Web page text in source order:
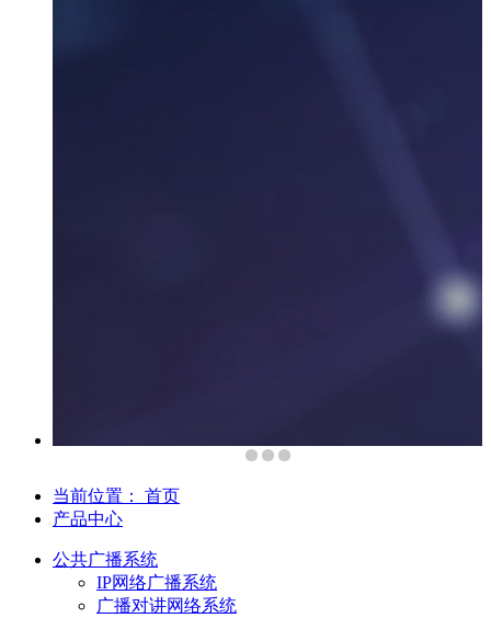
当前位置：
首页
产品中心
公共广播系统
IP网络广播系统
广播对讲网络系统